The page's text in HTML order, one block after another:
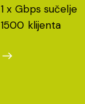
1 x Gbps sučelje
1500 klijenta